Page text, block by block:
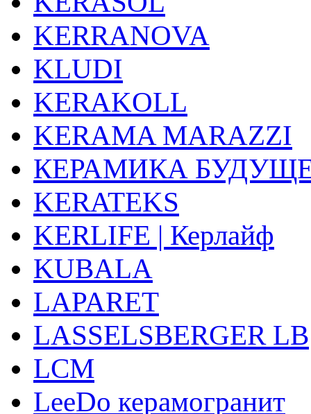
KERRANOVA
KLUDI
KERAKOLL
KERAMA MARAZZI
КЕРАМИКА
KERATEKS
KERLIFE | Керлайф
KUBALA
LAPARET
LASSELSBERGER LB
LCM
LeeDo керамогранит